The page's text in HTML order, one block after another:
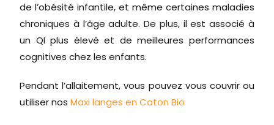
de l’obésité infantile, et même certaines maladies
chroniques à l’âge adulte. De plus, il est associé à
un QI plus élevé et de meilleures performances
cognitives chez les enfants.
Pendant l’allaitement, vous pouvez vous couvrir ou
utiliser nosMaxi langes en Coton Bio